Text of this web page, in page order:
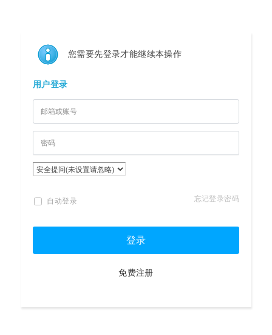
您需要先登录才能继续本操作
用户登录
自动登录 忘记登录密码
登录
免费注册